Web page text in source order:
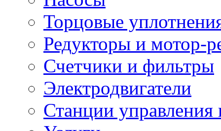
Торцовые
Редукторы и мотор-
Счетчики и фильтры
Электродвигатели
Станции управления